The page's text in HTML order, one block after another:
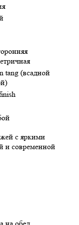
tang (всадной
с яркими
и современной
на обед